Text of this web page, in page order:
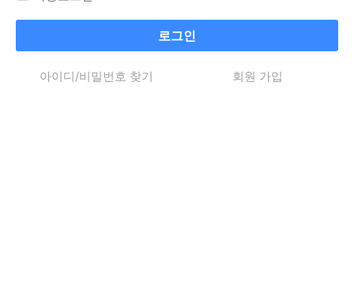
로그인
아이디/비밀번호 찾기 회원 가입